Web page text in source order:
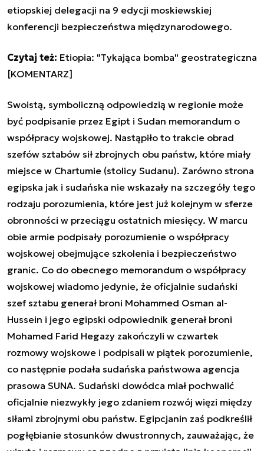
etiopskiej delegacji na 9 edycji moskiewskiej
konferencji bezpieczeństwa międzynarodowego.
Czytaj też: Etiopia: "Tykająca bomba" geostrategiczna
[KOMENTARZ]
Swoistą, symboliczną odpowiedzią w regionie może
być podpisanie przez Egipt i Sudan memorandum o
współpracy wojskowej. Nastąpiło to trakcie obrad
szefów sztabów sił zbrojnych obu państw, które miały
miejsce w Chartumie (stolicy Sudanu). Zarówno strona
egipska jak i sudańska nie wskazały na szczegóły tego
rodzaju porozumienia, które jest już kolejnym w sferze
obronności w przeciągu ostatnich miesięcy. W marcu
obie armie podpisały porozumienie o współpracy
wojskowej obejmujące szkolenia i bezpieczeństwo
granic. Co do obecnego memorandum o współpracy
wojskowej wiadomo jedynie, że oficjalnie sudański
szef sztabu generał broni Mohammed Osman al-
Hussein i jego egipski odpowiednik generał broni
Mohamed Farid Hegazy zakończyli w czwartek
rozmowy wojskowe i podpisali w piątek porozumienie,
co następnie podała sudańska państwowa agencja
prasowa SUNA. Sudański dowódca miał pochwalić
oficjalnie niezwykły jego zdaniem rozwój więzi między
siłami zbrojnymi obu państw. Egipcjanin zaś podkreślił
pogłębianie stosunków dwustronnych, zauważając, że